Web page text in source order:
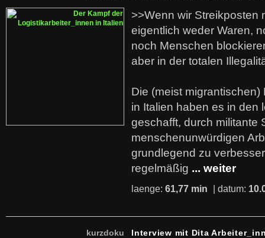
>>Wenn wir Streikposten
eigentlich weder Waren,
noch Menschen
aber in der totalen
Die (meist
in Italien haben es in den
geschafft, durch militante
menschenunwürdigen
grundlegend zu
regelmäßig ... weiter
laenge: 61,77 min | datum:
kurzdoku Interview mit Dita